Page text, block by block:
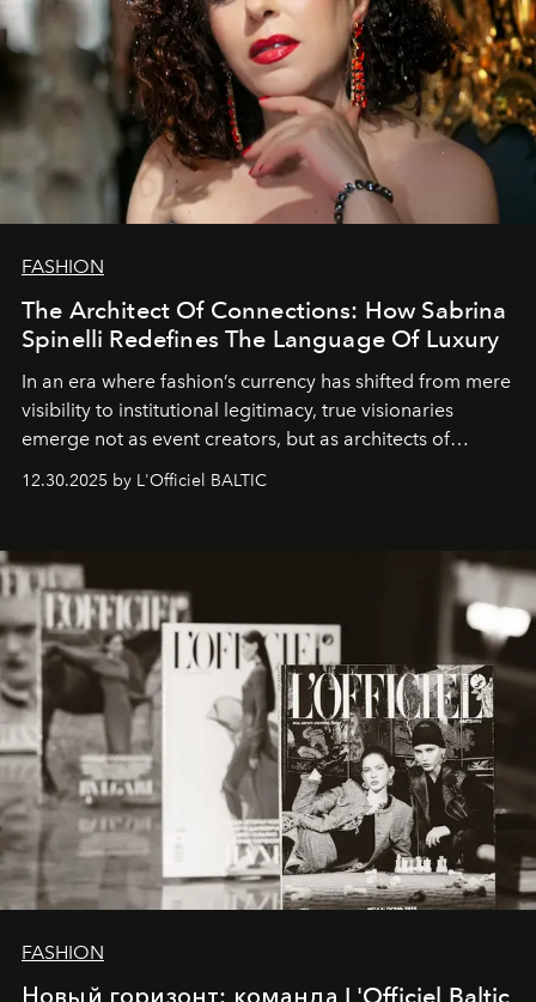
FASHION
The Architect Of Connections: How Sabrina
Spinelli Redefines The Language Of Luxury
In an era where fashion’s currency has shifted from mere
visibility to institutional legitimacy, true visionaries
emerge not as event creators, but as architects of
ecosystems.
Sabrina Spinelli
brand strategist with three decades of mastery in luxury,
framework where creativity, commerce, and culture
converge with surgical precision.
12.30.2025 by L'Officiel BALTIC
FASHION